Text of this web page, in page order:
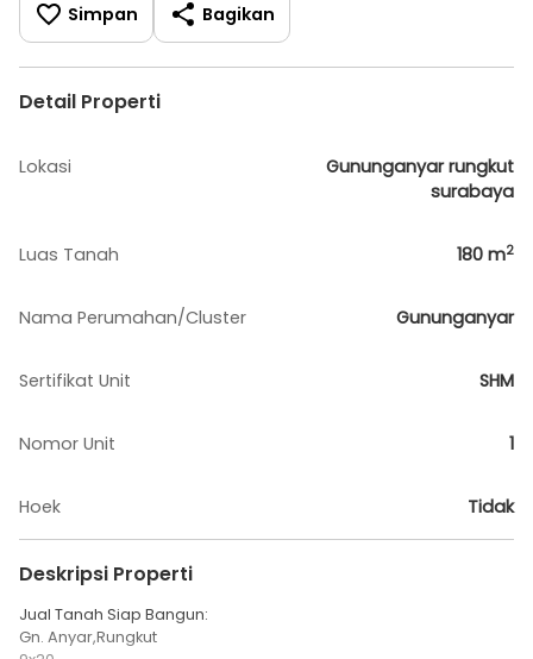
Simpan Bagikan
Detail Properti
Lokasi
Gununganyar rungkut
surabaya
Luas Tanah 180 m2
Nama Perumahan/Cluster Gununganyar
Sertifikat Unit SHM
Nomor Unit 1
Hoek Tidak
Deskripsi Properti
Jual Tanah Siap Bangun:
Gn. Anyar,Rungkut